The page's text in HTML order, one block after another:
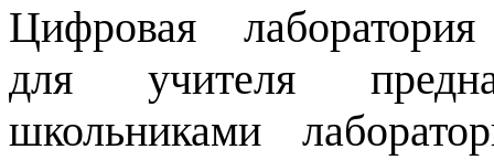
Цифровая
для учителя
школьниками